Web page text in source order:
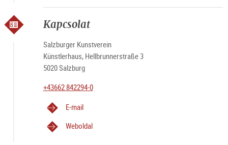
Kapcsolat
Salzburger Kunstverein
Künstlerhaus, Hellbrunnerstraße 3
5020 Salzburg
+43662 842294-0
E-mail
Weboldal